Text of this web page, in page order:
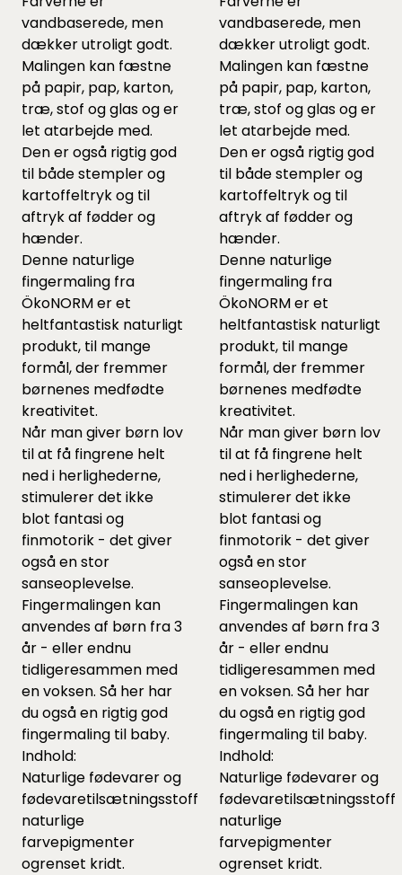
vandbaserede, men
dækker utroligt godt.
Malingen kan fæstne
på papir, pap, karton,
træ, stof og glas og er
let atarbejde med.
Den er også rigtig god
til både stempler og
kartoffeltryk og til
aftryk af fødder og
hænder.
Denne naturlige
fingermaling fra
ÖkoNORM er et
heltfantastisk naturligt
produkt, til mange
formål, der fremmer
børnenes medfødte
kreativitet.
Når man giver børn lov
til at få fingrene helt
ned i herlighederne,
stimulerer det ikke
blot fantasi og
finmotorik - det giver
også en stor
sanseoplevelse.
Fingermalingen kan
anvendes af børn fra 3
år - eller endnu
tidligeresammen med
en voksen. Så her har
du også en rigtig god
fingermaling til baby.
Indhold:
Naturlige fødevarer og
fødevaretilsætningsstoffer,
naturlige
farvepigmenter
ogrenset kridt.
vandbaserede, men
dækker utroligt godt.
Malingen kan fæstne
på papir, pap, karton,
træ, stof og glas og er
let atarbejde med.
Den er også rigtig god
til både stempler og
kartoffeltryk og til
aftryk af fødder og
hænder.
Denne naturlige
fingermaling fra
ÖkoNORM er et
heltfantastisk naturligt
produkt, til mange
formål, der fremmer
børnenes medfødte
kreativitet.
Når man giver børn lov
til at få fingrene helt
ned i herlighederne,
stimulerer det ikke
blot fantasi og
finmotorik - det giver
også en stor
sanseoplevelse.
Fingermalingen kan
anvendes af børn fra 3
år - eller endnu
tidligeresammen med
en voksen. Så her har
du også en rigtig god
fingermaling til baby.
Indhold:
Naturlige fødevarer og
naturlige
farvepigmenter
ogrenset kridt.